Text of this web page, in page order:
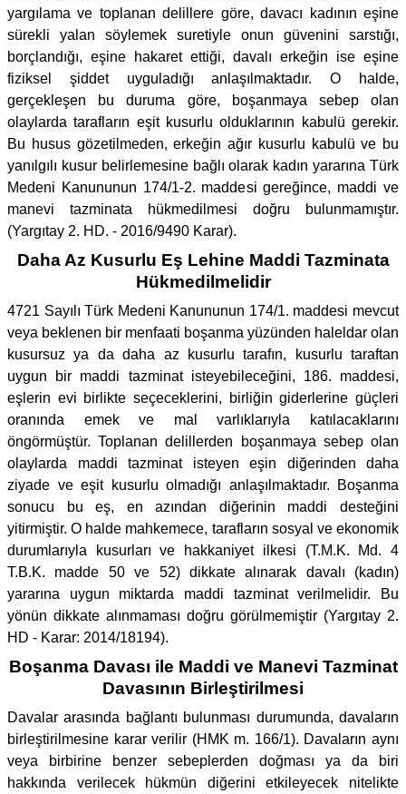
yargılama ve toplanan delillere göre, davacı kadının eşine
sürekli yalan söylemek suretiyle onun güvenini sarstığı,
borçlandığı, eşine hakaret ettiği, davalı erkeğin ise eşine
fiziksel şiddet uyguladığı anlaşılmaktadır. O halde,
gerçekleşen bu duruma göre, boşanmaya sebep olan
olaylarda tarafların eşit kusurlu olduklarının kabulü gerekir.
Bu husus gözetilmeden, erkeğin ağır kusurlu kabulü ve bu
yanılgılı kusur belirlemesine bağlı olarak kadın yararına Türk
Medeni Kanununun 174/1-2. maddesi gereğince, maddi ve
manevi tazminata hükmedilmesi doğru bulunmamıştır.
(Yargıtay 2. HD. - 2016/9490 Karar).
Daha Az Kusurlu Eş Lehine Maddi Tazminata
Hükmedilmelidir
4721 Sayılı Türk Medeni Kanununun 174/1. maddesi mevcut
veya beklenen bir menfaati boşanma yüzünden haleldar olan
kusursuz ya da daha az kusurlu tarafın, kusurlu taraftan
uygun bir maddi tazminat isteyebileceğini, 186. maddesi,
eşlerin evi birlikte seçeceklerini, birliğin giderlerine güçleri
oranında emek ve mal varlıklarıyla katılacaklarını
öngörmüştür. Toplanan delillerden boşanmaya sebep olan
olaylarda maddi tazminat isteyen eşin diğerinden daha
ziyade ve eşit kusurlu olmadığı anlaşılmaktadır. Boşanma
sonucu bu eş, en azından diğerinin maddi desteğini
yitirmiştir. O halde mahkemece, tarafların sosyal ve ekonomik
durumlarıyla kusurları ve hakkaniyet ilkesi (T.M.K. Md. 4
T.B.K. madde 50 ve 52) dikkate alınarak davalı (kadın)
yararına uygun miktarda maddi tazminat verilmelidir. Bu
yönün dikkate alınmaması doğru görülmemiştir (Yargıtay 2.
HD - Karar: 2014/18194).
Boşanma Davası ile Maddi ve Manevi Tazminat
Davasının Birleştirilmesi
Davalar arasında bağlantı bulunması durumunda, davaların
birleştirilmesine karar verilir (HMK m. 166/1). Davaların aynı
veya birbirine benzer sebeplerden doğması ya da biri
hakkında verilecek hükmün diğerini etkileyecek nitelikte